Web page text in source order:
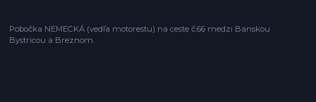
Pobočka NEMECKÁ (vedľa motorestu) na ceste č.66 medzi Banskou
Bystricou a Breznom.